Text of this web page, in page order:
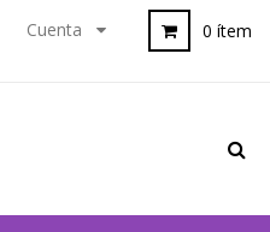
0 ítem
Cuenta